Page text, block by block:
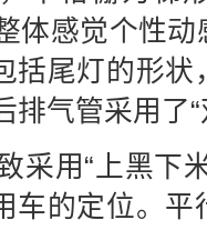
体感觉个性
括尾灯的形状
排气管采用了
采用“上黑下
车的定位。